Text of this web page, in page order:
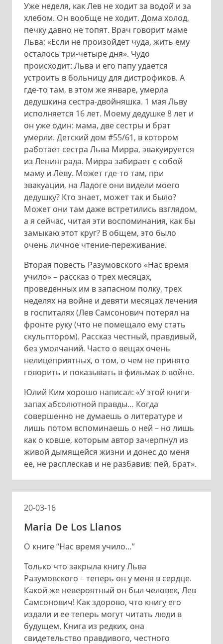
Уже неделя, как Лев не ходит за водой и за
хлебом. Он вообще не ходит. Дома холод,
печку давно не топят. Врач говорит маме
Льва: «Если не произойдет чуда, жить ему
осталось три-четыре дня». Чудо
происходит: Льва и его папу удается
устроить в больницу для дистрофиков. А
где-то там, в этом же январе, умерла
дедушкина сестра-двойняшка. 1 мая Льву
исполняется 16 лет. Моему дедушке 8 лет и
он уже один: мама, две сестры и брат
умерли. Детский дом #55/61, в котором
работает сестра Льва Мирра, эвакуируется
из Ленинграда. Мирра забирает с собой
маму и Леву. Может где-то там, при
эвакуации, на Ладоге они видели моего
дедушку? Кто знает, может так и было?
Может они там даже встретились взглядом,
а я сейчас, читая эти воспоминания, как бы
замыкаю этот круг? В общем, это было
очень личное чтение-переживание.
Вторая повесть Разумовского «Нас время
учило» – рассказ о трех месяцах,
проведенных им в запасном полку, трех
неделях на войне и девяти месяцах лечения
в госпиталях (Лев Самсонович потерял на
фронте руку (что не помещало ему стать
скульптором). Рассказ честный, правдивый,
без умолчаний. Часто о вещах очень
нелицеприятных, о том, о чем не принято
говорить и показывать в фильмах о войне.
Юлий Ким хорошо написал: «У этой книги-
запах абсолютной правды… Когда
совершенно не думаешь о литературе и
лишь потом вспоминаешь о ней – но лишь
как о ковше, которым автор зачерпнул из
живой дымящейся жизни и донес до меня
ее, не расплескав и не разбавив: пей, брат».
20-03-16
Maria De Los Llanos
О книге “Нас время учило…”
Только что закрыла книгу Льва
Разумовского – теперь он у меня в сердце.
Какой же невероятный он был человек, Лев
Самсонович! Как здорово, что книгу его
издали и ее теперь могут читать люди в
будущем. Книга из редких, она
свидетельство правдивого, честного